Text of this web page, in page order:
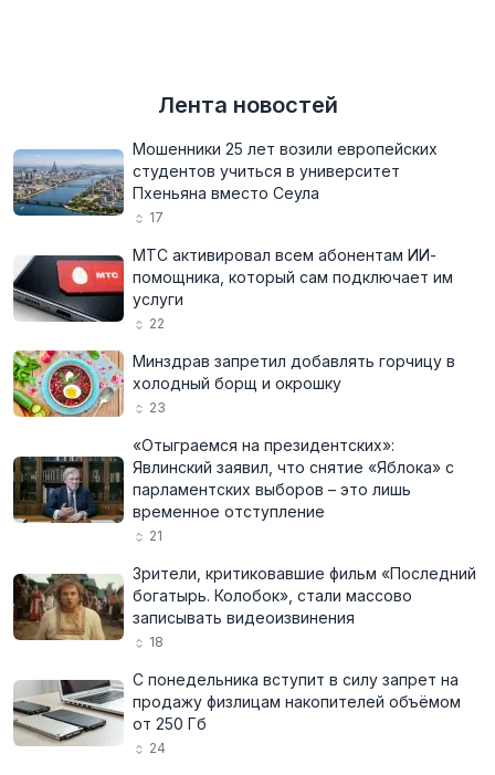
Лента новостей
Мошенники 25 лет возили европейских
студентов учиться в университет
Пхеньяна вместо Сеула
17
МТС активировал всем абонентам ИИ-
помощника, который сам подключает им
услуги
22
Минздрав запретил добавлять горчицу в
холодный борщ и окрошку
23
«Отыграемся на президентских»:
Явлинский заявил, что снятие «Яблока» с
парламентских выборов – это лишь
временное отступление
21
Зрители, критиковавшие фильм «Последний
богатырь. Колобок», стали массово
записывать видеоизвинения
18
С понедельника вступит в силу запрет на
продажу физлицам накопителей объёмом
от 250 Гб
24